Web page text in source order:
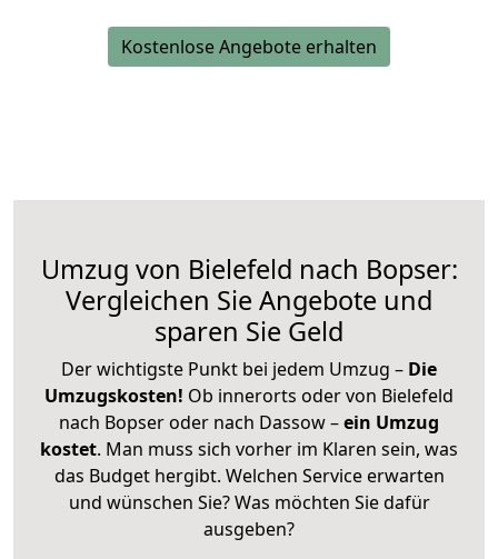
Kostenlose Angebote erhalten
Umzug von Bielefeld nach Bopser:
Vergleichen Sie Angebote und
sparen Sie Geld
Der wichtigste Punkt bei jedem Umzug – Die
Umzugskosten! Ob innerorts oder von Bielefeld
nach Bopser oder nach Dassow –ein Umzug
kostet. Man muss sich vorher im Klaren sein, was
das Budget hergibt. Welchen Service erwarten
und wünschen Sie? Was möchten Sie dafür
ausgeben?